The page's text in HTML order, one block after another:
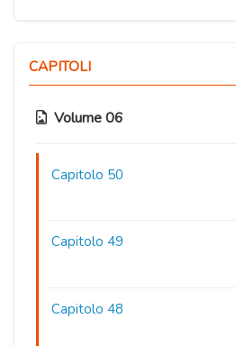
CAPITOLI
Volume 06
Capitolo 50
Capitolo 49
Capitolo 48